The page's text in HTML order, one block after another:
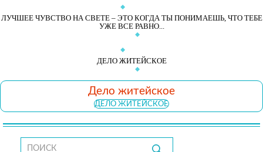
ЛУЧШЕЕ ЧУВСТВО НА СВЕТЕ – ЭТО КОГДА ТЫ ПОНИМАЕШЬ, ЧТО ТЕБЕ
УЖЕ ВСЕ РАВНО...
ДЕЛО ЖИТЕЙСКОЕ
Дело житейское
ДЕЛО ЖИТЕЙСКОЕ